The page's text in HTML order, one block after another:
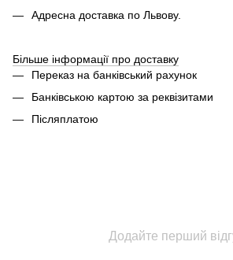
Адресна доставка по Львову.
Більше інформації про доставку
Переказ на банківський рахунок
Банківською картою за реквізитами
Післяплатою
Додайте перший